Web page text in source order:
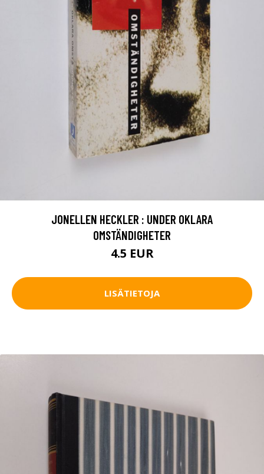
JONELLEN HECKLER : UNDER OKLARA
OMSTÄNDIGHETER
4.5 EUR
LISÄTIETOJA